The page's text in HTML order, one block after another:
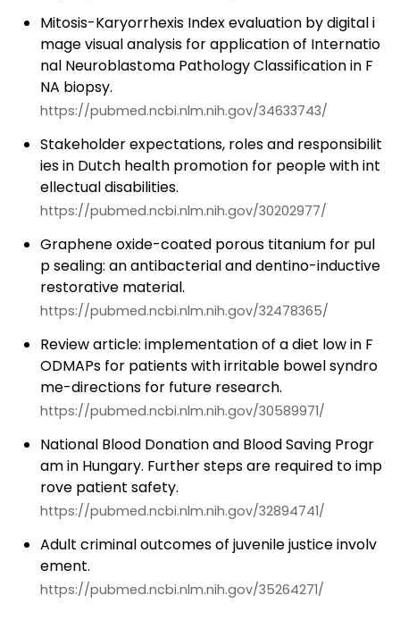
Mitosis-Karyorrhexis Index evaluation by digital i
mage visual analysis for application of Internatio
nal Neuroblastoma Pathology Classification in F
NA biopsy.
https://pubmed.ncbi.nlm.nih.gov/34633743/
Stakeholder expectations, roles and responsibilit
ies in Dutch health promotion for people with int
ellectual disabilities.
https://pubmed.ncbi.nlm.nih.gov/30202977/
Graphene oxide-coated porous titanium for pul
p sealing: an antibacterial and dentino-inductive
restorative material.
https://pubmed.ncbi.nlm.nih.gov/32478365/
Review article: implementation of a diet low in F
ODMAPs for patients with irritable bowel syndro
me-directions for future research.
https://pubmed.ncbi.nlm.nih.gov/30589971/
National Blood Donation and Blood Saving Progr
am in Hungary. Further steps are required to imp
rove patient safety.
https://pubmed.ncbi.nlm.nih.gov/32894741/
Adult criminal outcomes of juvenile justice involv
ement.
https://pubmed.ncbi.nlm.nih.gov/35264271/